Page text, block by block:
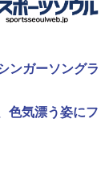
ンガーソングラ
色気漂う姿にフ